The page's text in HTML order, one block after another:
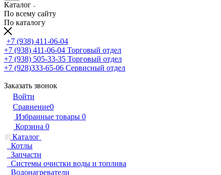
Каталог
По всему сайту
По каталогу
+7 (938) 411-06-04
+7 (938) 411-06-04 Торговый отдел
+7 (938) 505-33-35 Торговый отдел
+7 (928)333-65-06 Сервисный отдел
Заказать звонок
Войти
Сравнение0
Избранные товары 0
Корзина 0
Каталог
Котлы
Запчасти
Системы очистки воды и топлива
Водонагреватели